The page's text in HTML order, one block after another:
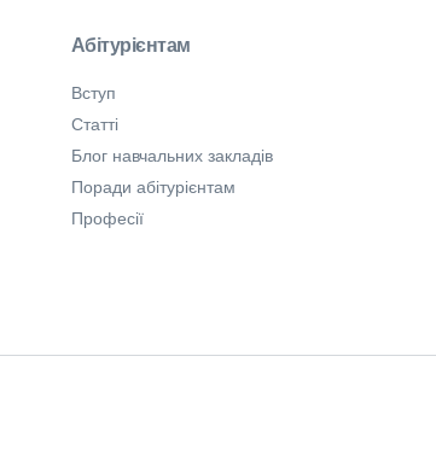
Абітурієнтам
Вступ
Статті
Блог навчальних закладів
Поради абітурієнтам
Професії